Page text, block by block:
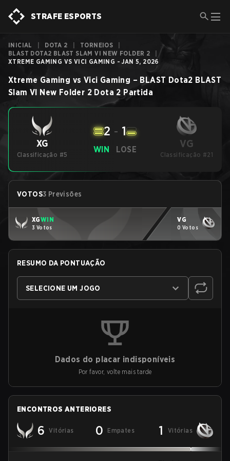
STRAFE ESPORTS
INICIAL DOTA 2 TORNEIOS
BLAST DOTA2 BLAST SLAM VI NEW FOLDER 2
XTREME GAMING VS VICI GAMING - JAN 5, 2026
Xtreme Gaming vs Vici Gaming – BLAST Dota2 BLAST
Slam VI New Folder 2 Dota 2 Partida
XG
Classificação #5
WIN
2 - 1
LOSE VG
Classificação #21
VOTOS3 Previsões
XGWIN
3 Votos
VG
0 Votos
RESUMO DA PONTUAÇÃO
SELECIONE UM JOGO
Dados do placar indisponíveis
Por favor, volte mais tarde
ENCONTROS ANTERIORES
6 Vitórias 0 Empates 1 Vitórias